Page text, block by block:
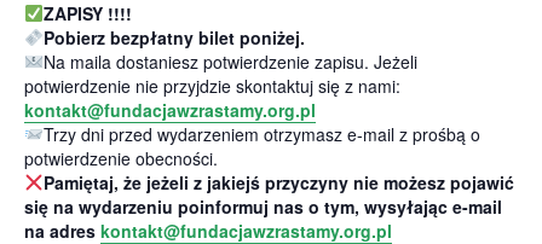
ZAPISY !!!!
Pobierz bezpłatny bilet poniżej.
Na maila dostaniesz potwierdzenie zapisu. Jeżeli
potwierdzenie nie przyjdzie skontaktuj się z nami:
kontakt@fundacjawzrastamy.org.pl
Trzy dni przed wydarzeniem otrzymasz e-mail z prośbą o
potwierdzenie obecności.
Pamiętaj, że jeżeli z jakiejś przyczyny nie możesz pojawić
się na wydarzeniu poinformuj nas o tym, wysyłając e-mail
na adres kontakt@fundacjawzrastamy.org.pl